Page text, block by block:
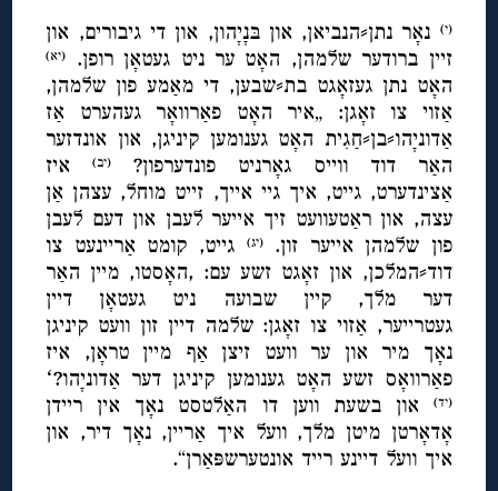
(י) נאָר נתן⸗הנביאן, און בּנָיָהון, און די גיבורים, און
זיין ברודער שלמהן, האָט ער ניט געטאָן רופן.
(יא)
האָט נתן געזאָגט בת⸗שבען, די מאַמע פון שלמהן,
אַזוי צו זאָגן: „איר האָט פאַרוואָר געהערט אַז
אַדוניָהו⸗בן⸗חַגִית האָט גענומען קיניגן, און אונדזער
האַר דוד ווייס גאָרניט פונדערפון?
(יב)איז
אַצינדערט, גייט, איך גיי אייך, זייט מוחל, עצהן אַן
עצה, און ראַטעוועט זיך אייער לעבן און דעם לעבן
פון שלמהן אייער זון.(יג)
גייט, קומט אַריינעט צו
דוד⸗המלכן, און זאָגט זשע עם: ,האָסטו, מיין האַר
דער מלך, קיין שבועה ניט געטאָן דיין
געטרייער, אַזוי צו זאָגן: שלמה דיין זון וועט קיניגן
נאָך מיר און ער וועט זיצן אַף מיין טראָן, איז
פאַרוואָס זשע האָט גענומען קיניגן דער אַדוניָהו?ʻ
(יד)
און בשעת ווען דו האַלטסט נאָך אין ריידן
אָדאָרטן מיטן מלך, וועל איך אַריין, נאָך דיר, און
איך וועל דיינע רייד אונטערשפּאַרן“.